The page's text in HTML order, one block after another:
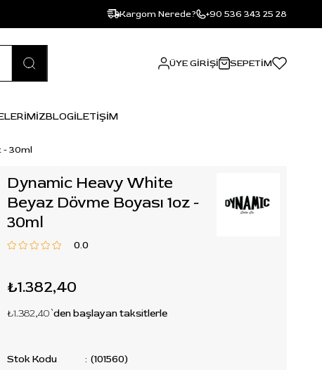
Kargom Nerede? +90 536 343 25 28
ÜYE GIRIŞI SEPETIM
BLOGİLETİŞİM
- 30ml
Dynamic Heavy White
Beyaz Dövme Boyası 1oz -
30ml
0.0
₺1.382,40
₺1.382,40`den başlayan taksitlerle
Stok Kodu
(101560)